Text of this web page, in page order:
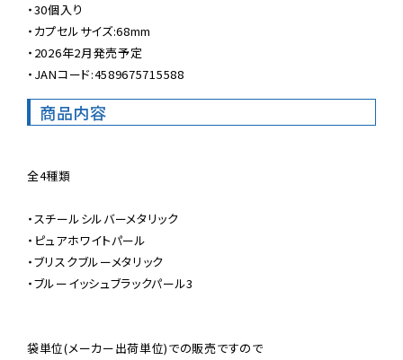
・30個入り
・カプセルサイズ:68mm
・2026年2月発売予定
・JANコード:4589675715588
商品内容
全4種類
・スチールシルバーメタリック
・ピュアホワイトパール
・ブリスクブルーメタリック
・ブルーイッシュブラックパール3
袋単位(メーカー出荷単位)での販売ですので